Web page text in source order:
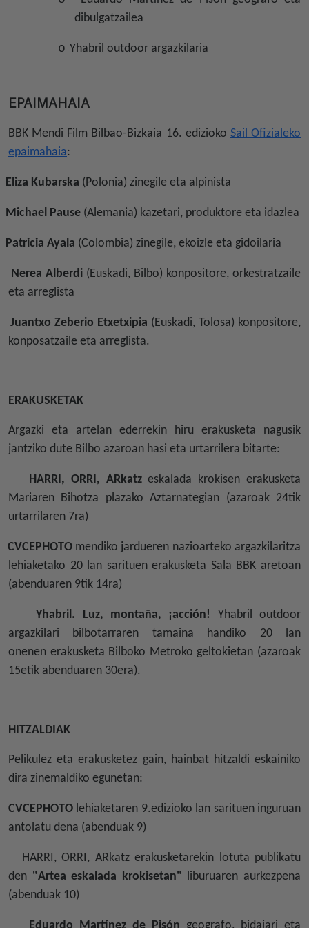
dibulgatzailea
o Yhabril outdoor argazkilaria
EPAIMAHAIA
BBK Mendi Film Bilbao-Bizkaia 16. edizioko Sail Ofizialeko
epaimahaia:
Eliza Kubarska (Polonia) zinegile eta alpinista
Michael Pause (Alemania) kazetari, produktore eta idazlea
Patricia Ayala (Colombia) zinegile, ekoizle eta gidoilaria
Nerea Alberdi(Euskadi, Bilbo) konpositore, orkestratzaile
eta arreglista
Juantxo Zeberio Etxetxipia (Euskadi, Tolosa) konpositore,
konposatzaile eta arreglista.
ERAKUSKETAK
Argazki eta artelan ederrekin hiru erakusketa nagusik
jantziko dute Bilbo azaroan hasi eta urtarrilera bitarte:
HARRI, ORRI, ARkatzeskalada krokisen erakusketa
Mariaren Bihotza plazako Aztarnategian (azaroak 24tik
urtarrilaren 7ra)
CVCEPHOTOmendiko jardueren nazioarteko argazkilaritza
lehiaketako 20 lan sarituen erakusketa Sala BBK aretoan
(abenduaren 9tik 14ra)
Yhabril. Luz, montaña, ¡acción!
Yhabril outdoor
argazkilari bilbotarraren tamaina handiko 20 lan
onenen erakusketa Bilboko Metroko geltokietan (azaroak
15etik abenduaren 30era).
HITZALDIAK
Pelikulez eta erakusketez gain, hainbat hitzaldi eskainiko
dira zinemaldiko egunetan:
CVCEPHOTOlehiaketaren 9.edizioko lan sarituen inguruan
antolatu dena (abenduak 9)
HARRI, ORRI, ARkatz erakusketarekin lotuta publikatu
den "Artea eskalada krokisetan"
liburuaren aurkezpena
(abenduak 10)
Eduardo Martínez de Pisón geografo, bidaiari eta